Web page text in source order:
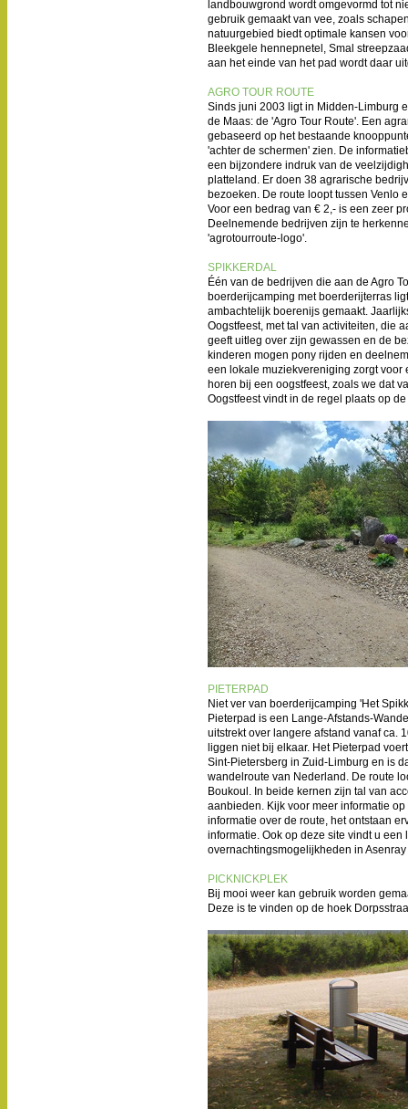
landbouwgrond wordt omgevormd tot
gebruik gemaakt van vee, zoals
natuurgebied biedt optimale kansen
Bleekgele hennepnetel, Smal
aan het einde van het pad wordt daar
AGRO TOUR ROUTE
Sinds juni 2003 ligt in Midden-Limburg
de Maas: de 'Agro Tour Route'. Een
gebaseerd op het bestaande
'achter de schermen' zien. De
een bijzondere indruk van de
platteland. Er doen 38 agrarische
bezoeken. De route loopt tussen Venlo
Voor een bedrag van € 2,- is een zeer
Deelnemende bedrijven zijn te
'agrotourroute-logo'.
SPIKKERDAL
Één van de bedrijven die aan de Agro
boerderijcamping met boerderijterras
ambachtelijk boerenijs gemaakt.
Oogstfeest, met tal van activiteiten, die
geeft uitleg over zijn gewassen en de
kinderen mogen pony rijden en
een lokale muziekvereniging zorgt
horen bij een oogstfeest, zoals we dat
Oogstfeest vindt in de regel plaats op
PIETERPAD
Niet ver van boerderijcamping 'Het
Pieterpad is een Lange-Afstands-
uitstrekt over langere afstand vanaf ca.
liggen niet bij elkaar. Het Pieterpad
Sint-Pietersberg in Zuid-Limburg en is
wandelroute van Nederland. De route
Boukoul. In beide kernen zijn tal van
aanbieden. Kijk voor meer informatie op
informatie over de route, het ontstaan
informatie. Ook op deze site vindt u
overnachtingsmogelijkheden in
PICKNICKPLEK
Bij mooi weer kan gebruik worden
Deze is te vinden op de hoek